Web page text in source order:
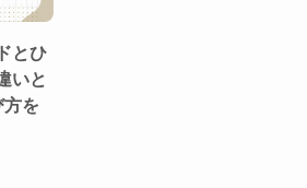
とひ
いと
を